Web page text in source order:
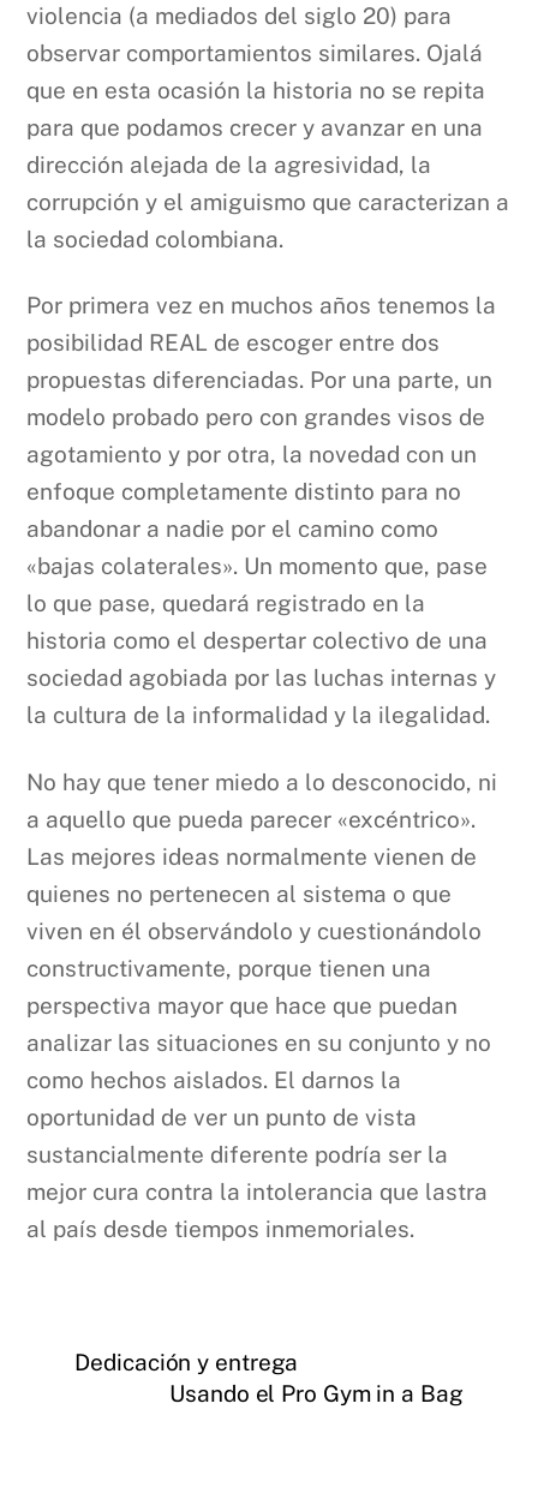
violencia (a mediados del siglo 20) para
observar comportamientos similares. Ojalá
que en esta ocasión la historia no se repita
para que podamos crecer y avanzar en una
dirección alejada de la agresividad, la
corrupción y el amiguismo que caracterizan a
la sociedad colombiana.
Por primera vez en muchos años tenemos la
posibilidad REAL de escoger entre dos
propuestas diferenciadas. Por una parte, un
modelo probado pero con grandes visos de
agotamiento y por otra, la novedad con un
enfoque completamente distinto para no
abandonar a nadie por el camino como
«bajas colaterales». Un momento que, pase
lo que pase, quedará registrado en la
historia como el despertar colectivo de una
sociedad agobiada por las luchas internas y
la cultura de la informalidad y la ilegalidad.
No hay que tener miedo a lo desconocido, ni
a aquello que pueda parecer «excéntrico».
Las mejores ideas normalmente vienen de
quienes no pertenecen al sistema o que
viven en él observándolo y cuestionándolo
constructivamente, porque tienen una
perspectiva mayor que hace que puedan
analizar las situaciones en su conjunto y no
como hechos aislados. El darnos la
oportunidad de ver un punto de vista
sustancialmente diferente podría ser la
mejor cura contra la intolerancia que lastra
al país desde tiempos inmemoriales.
Dedicación y entrega
Usando el Pro Gym in a Bag